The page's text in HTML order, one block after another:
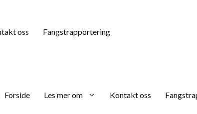
oss Fangstrapportering
Forside Les mer om Kontakt oss